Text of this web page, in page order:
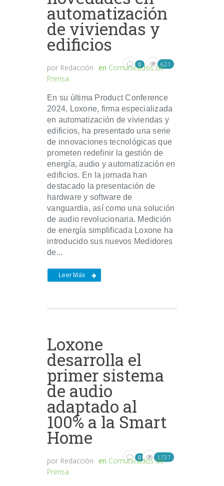
automatización
de viviendas y
edificios
por Redacción en Comunicados de
Prensa
0 621
En su última Product Conference
2024, Loxone, firma especializada
en automatización de viviendas y
edificios, ha presentado una serie
de innovaciones tecnológicas que
prometen redefinir la gestión de
energía, audio y automatización en
edificios. En la jornada han
destacado la presentación de
hardware y software de
vanguardia, así como una solución
de audio revolucionaria. Medición
de energía simplificada Loxone ha
introducido sus nuevos Medidores
de...
Leer Más
Loxone
desarrolla el
primer sistema
de audio
adaptado al
100% a la Smart
Home
por Redacción en Comunicados de
Prensa
0 1737